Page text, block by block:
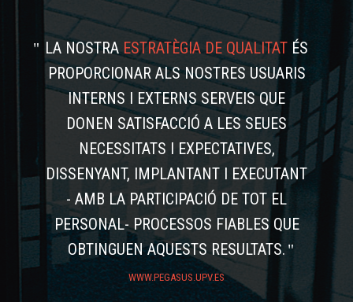
LA NOSTRAESTRATÈGIA DE QUALITAT ÉS
PROPORCIONAR ALS NOSTRES USUARIS
INTERNS I EXTERNS SERVEIS QUE
DONEN SATISFACCIÓ A LES SEUES
NECESSITATS I EXPECTATIVES,
DISSENYANT, IMPLANTANT I EXECUTANT
- AMB LA PARTICIPACIÓ DE TOT EL
PERSONAL- PROCESSOS FIABLES QUE
OBTINGUEN AQUESTS RESULTATS.
WWW.PEGASUS.UPV.ES